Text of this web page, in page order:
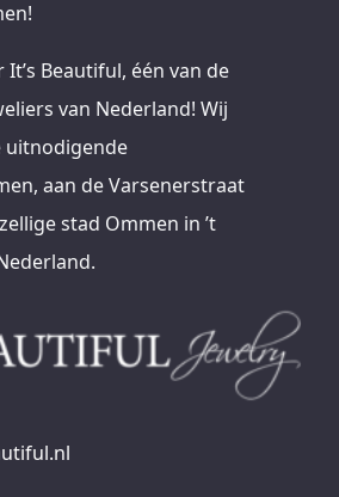
Beautiful, één van de
van Nederland! Wij
uitnodigende
aan de Varsenerstraat
stad Ommen in ’t